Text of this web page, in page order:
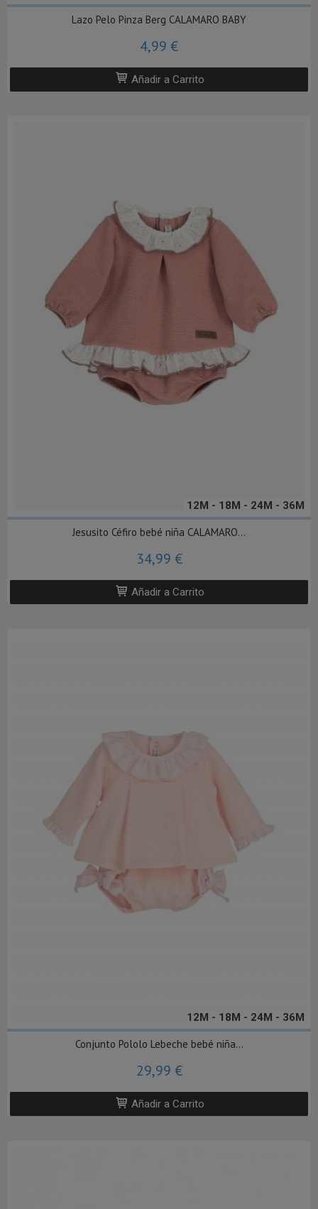
Lazo Pelo Pinza Berg CALAMARO BABY
4,99 €
Añadir a Carrito
12M - 18M - 24M - 36M
Jesusito Céfiro bebé niña CALAMARO...
34,99 €
Añadir a Carrito
12M - 18M - 24M - 36M
Conjunto Pololo Lebeche bebé niña...
29,99 €
Añadir a Carrito